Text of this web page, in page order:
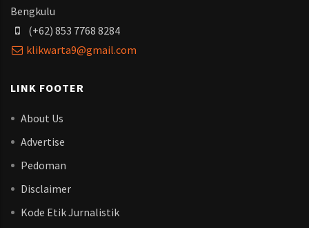
Bengkulu
(+62) 853 7768 8284
klikwarta9@gmail.com
LINK FOOTER
About Us
Advertise
Pedoman
Disclaimer
Kode Etik Jurnalistik